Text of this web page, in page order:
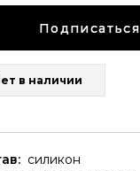
Подписаться
в наличии
силикон